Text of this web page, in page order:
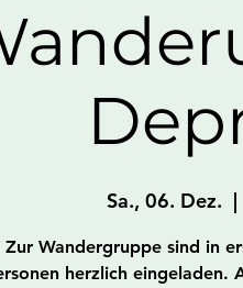
Sa., 06. Dez.
  |
Zur Wandergruppe sind in
herzlich eingeladen.